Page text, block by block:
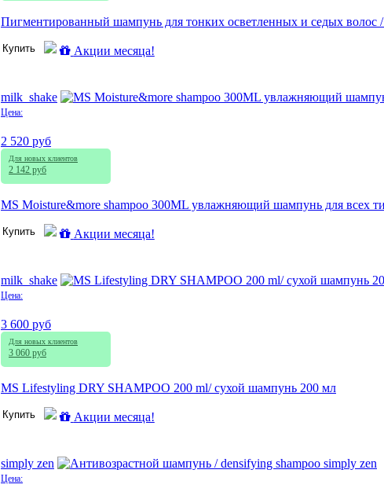
Пигментированный шампунь для тонких осветленных и седых волос
Купить Акции месяца!
milk_shake
Цена:
2 520 руб
Для новых клиентов
2 142 руб
MS Moisture&more shampoo 300ML увлажняющий шампунь для всех
Купить Акции месяца!
milk_shake
Цена:
3 600 руб
Для новых клиентов
3 060 руб
MS Lifestyling DRY SHAMPOO 200 ml/ сухой шампунь 200 мл
Купить Акции месяца!
simply zen
Цена: